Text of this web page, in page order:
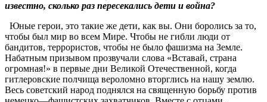
известно, сколько раз пересекались дети и война?
Юные герои, это такие же дети, как вы. Они боролись за то,
чтобы был мир во всем Мире. Чтобы не гибли люди от
бандитов, террористов, чтобы не было фашизма на Земле.
Набатным призывом прозвучали слова «Вставай, страна
огромная!» в первые дни Великой Отечественной, когда
гитлеровские полчища вероломно вторглись на нашу землю.
Весь советский народ поднялся на священную борьбу против